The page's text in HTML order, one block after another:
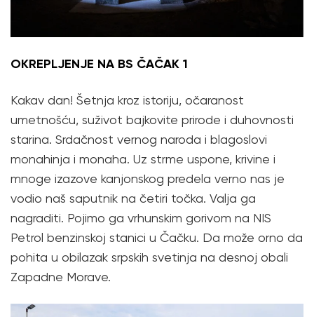
OKREPLJENJE NA BS ČAČAK 1
Kakav dan! Šetnja kroz istoriju, očaranost
umetnošću, suživot bajkovite prirode i duhovnosti
starina. Srdačnost vernog naroda i blagoslovi
monahinja i monaha. Uz strme uspone, krivine i
mnoge izazove kanjonskog predela verno nas je
vodio naš saputnik na četiri točka. Valja ga
nagraditi. Pojimo ga vrhunskim gorivom na NIS
Petrol benzinskoj stanici u Čačku. Da može orno da
pohita u obilazak srpskih svetinja na desnoj obali
Zapadne Morave.